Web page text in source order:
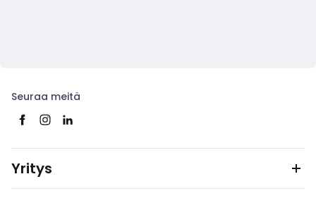
Seuraa meitä
Yritys